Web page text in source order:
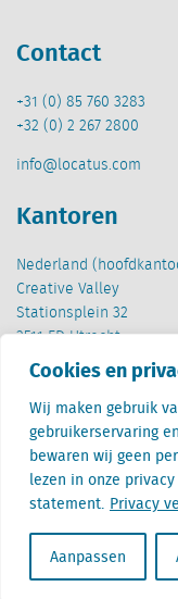
Cookies en
Wij maken gebruik
gebruikerservaring
bewaren wij geen
lezen in onze
statement. Privacy
Aanpassen
Contact
+31 (0) 85 760 3283
+32 (0) 2 267 2800
info@locatus.com
Kantoren
Nederland
Creative Valley
Stationsplein 32
3511 ED Utrecht
België
Cantersteen 47
1000 Brussel
Locatus B.V. and Locatus